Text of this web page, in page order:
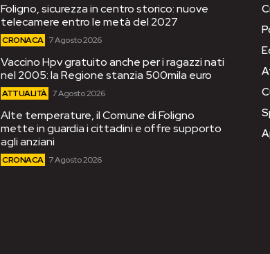
Foligno, sicurezza in centro storico: nuove
telecamere entro le metà del 2027
CRONACA 7 Agosto 2026
Vaccino Hpv gratuito anche per i ragazzi nati
nel 2005: la Regione stanzia 500mila euro
ATTUALITÀ 7 Agosto 2026
Alte temperature, il Comune di Foligno
mette in guardia i cittadini e offre supporto
agli anziani
CRONACA 7 Agosto 2026